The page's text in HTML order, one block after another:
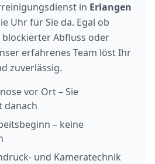
in Erlangen
Uhr für Sie da. Egal ob
Abfluss oder
erfahrenes Team löst Ihr
zuverlässig.
vor Ort – Sie
danach
– keine
und Kameratechnik